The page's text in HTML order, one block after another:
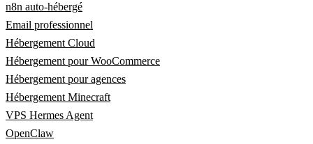
n8n auto-hébergé
Email professionnel
Hébergement Cloud
Hébergement pour WooCommerce
Hébergement pour agences
Hébergement Minecraft
VPS Hermes Agent
OpenClaw